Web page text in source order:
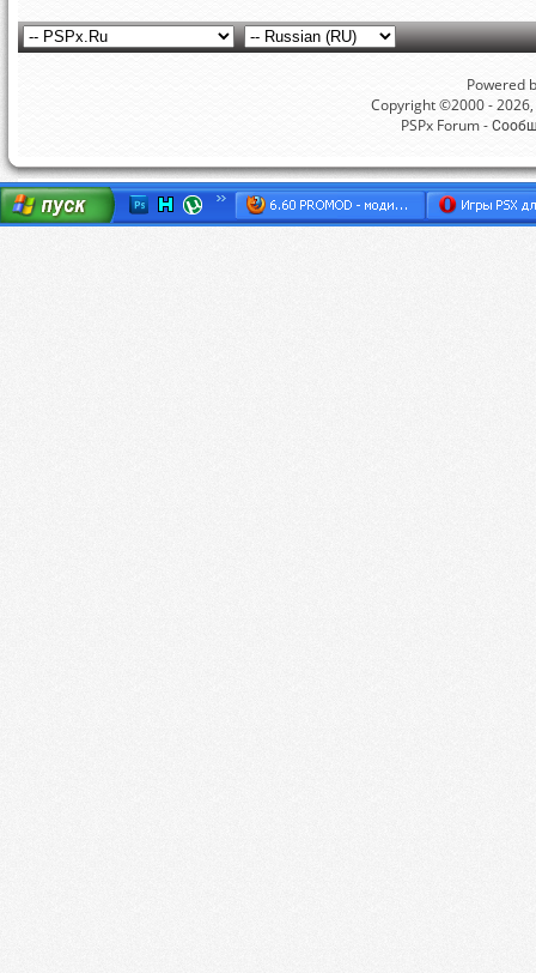
Powered
Copyright ©2000 -
PSPx Forum -